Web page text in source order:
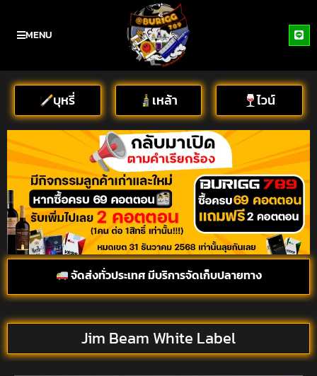
MENU
บุหรี่ เหล้า ไวน์
จัดส่งทั่วประเทศ มีบริการจัดเก็บปลายทาง
Jim Beam White Label